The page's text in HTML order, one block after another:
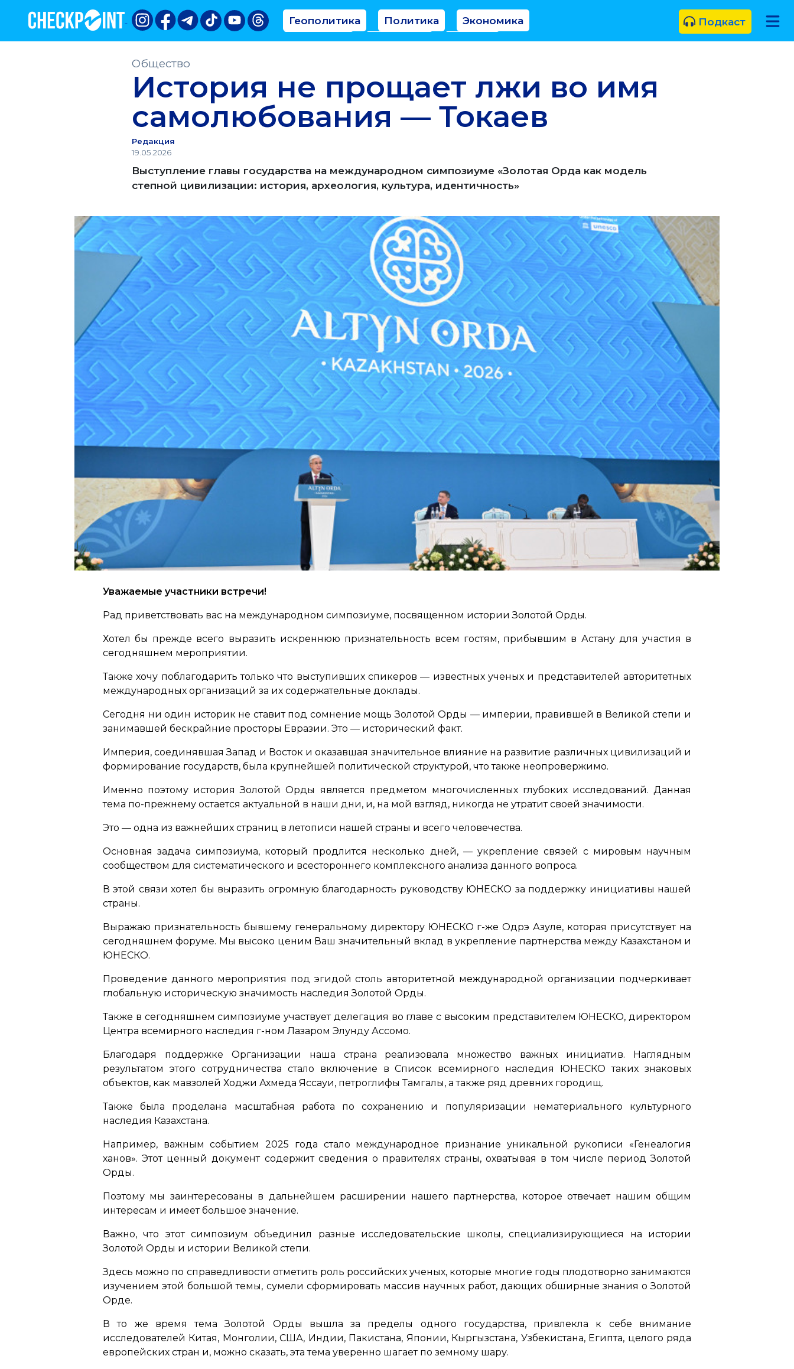
Геополитика Политика
Экономика
Аналитика
Интервью Мнение
Подкаст
Общество
История не прощает лжи во имя
самолюбования — Токаев
Редакция
19.05.2026
Выступление главы государства на международном симпозиуме «Золотая Орда как модель
степной цивилизации: история, археология, культура, идентичность»
Уважаемые участники встречи!
Рад приветствовать вас на международном симпозиуме, посвященном истории Золотой Орды.
Хотел бы прежде всего выразить искреннюю признательность всем гостям, прибывшим в Астану для участия в
сегодняшнем мероприятии.
Также хочу поблагодарить только что выступивших спикеров — известных ученых и представителей авторитетных
международных организаций за их содержательные доклады.
Сегодня ни один историк не ставит под сомнение мощь Золотой Орды — империи, правившей в Великой степи и
занимавшей бескрайние просторы Евразии. Это — исторический факт.
Империя, соединявшая Запад и Восток и оказавшая значительное влияние на развитие различных цивилизаций и
формирование государств, была крупнейшей политической структурой, что также неопровержимо.
Именно поэтому история Золотой Орды является предметом многочисленных глубоких исследований. Данная
тема по-прежнему остается актуальной в наши дни, и, на мой взгляд, никогда не утратит своей значимости.
Это — одна из важнейших страниц в летописи нашей страны и всего человечества.
Основная задача симпозиума, который продлится несколько дней, — укрепление связей с мировым научным
сообществом для систематического и всестороннего комплексного анализа данного вопроса.
В этой связи хотел бы выразить огромную благодарность руководству ЮНЕСКО за поддержку инициативы нашей
страны.
Выражаю признательность бывшему генеральному директору ЮНЕСКО г-же Одрэ Азуле, которая присутствует на
сегодняшнем форуме. Мы высоко ценим Ваш значительный вклад в укрепление партнерства между Казахстаном и
ЮНЕСКО.
Проведение данного мероприятия под эгидой столь авторитетной международной организации подчеркивает
глобальную историческую значимость наследия Золотой Орды.
Также в сегодняшнем симпозиуме участвует делегация во главе с высоким представителем ЮНЕСКО, директором
Центра всемирного наследия г-ном Лазаром Элунду Ассомо.
Благодаря поддержке Организации наша страна реализовала множество важных инициатив. Наглядным
результатом этого сотрудничества стало включение в Список всемирного наследия ЮНЕСКО таких знаковых
объектов, как мавзолей Ходжи Ахмеда Яссауи, петроглифы Тамгалы, а также ряд древних городищ.
Также была проделана масштабная работа по сохранению и популяризации нематериального культурного
наследия Казахстана.
Например, важным событием 2025 года стало международное признание уникальной рукописи «Генеалогия
ханов». Этот ценный документ содержит сведения о правителях страны, охватывая в том числе период Золотой
Орды.
Поэтому мы заинтересованы в дальнейшем расширении нашего партнерства, которое отвечает нашим общим
интересам и имеет большое значение.
Важно, что этот симпозиум объединил разные исследовательские школы, специализирующиеся на истории
Золотой Орды и истории Великой степи.
Здесь можно по справедливости отметить роль российских ученых, которые многие годы плодотворно занимаются
изучением этой большой темы, сумели сформировать массив научных работ, дающих обширные знания о Золотой
Орде.
В то же время тема Золотой Орды вышла за пределы одного государства, привлекла к себе внимание
исследователей Китая, Монголии, США, Индии, Пакистана, Японии, Кыргызстана, Узбекистана, Египта, целого ряда
европейских стран и, можно сказать, эта тема уверенно шагает по земному шару.